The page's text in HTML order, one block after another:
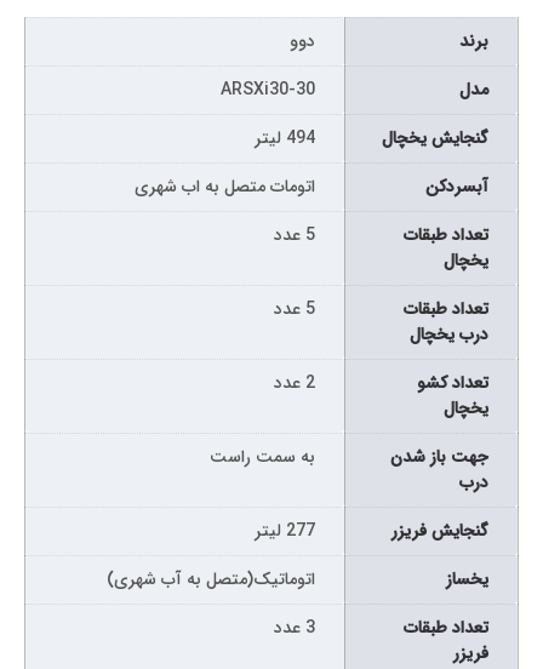
برند
دوو
مدل
ARSXi30-30
گنجایش یخچال
494 لیتر
آبسردکن
اتومات متصل به اب شهری
تعداد طبقات
یخچال
5 عدد
تعداد طبقات
درب یخچال
5 عدد
تعداد کشو
یخچال
2 عدد
جهت باز شدن
درب
به سمت راست
گنجایش فریزر
277 لیتر
یخساز
اتوماتیک(متصل به آب شهری)
تعداد طبقات
فریزر
3 عدد